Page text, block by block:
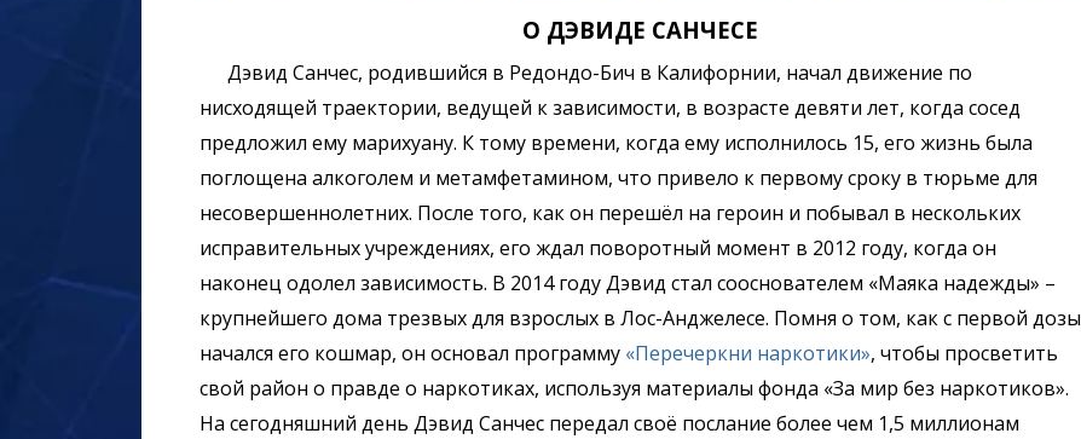
О ДЭВИДЕ САНЧЕСЕ
Дэвид Санчес, родившийся в Редондо-Бич в Калифорнии, начал движение по
нисходящей траектории, ведущей к зависимости, в возрасте девяти лет, когда сосед
предложил ему марихуану. К тому времени, когда ему исполнилось 15, его жизнь была
поглощена алкоголем и метамфетамином, что привело к первому сроку в тюрьме для
несовершеннолетних. После того, как он перешёл на героин и побывал в нескольких
исправительных учреждениях, его ждал поворотный момент в 2012 году, когда он
наконец одолел зависимость. В 2014 году Дэвид стал сооснователем «Маяка надежды» –
крупнейшего дома трезвых для взрослых в Лос-Анджелесе. Помня о том, как с первой дозы
начался его кошмар, он основал программу «Перечеркни наркотики», чтобы просветить
свой район о правде о наркотиках, используя материалы фонда «За мир без наркотиков».
На сегодняшний день Дэвид Санчес передал своё послание более чем 1,5 миллионам